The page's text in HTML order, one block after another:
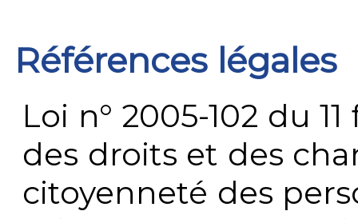
Références légales
Loi n° 2005-102 du
des droits et des
citoyenneté des